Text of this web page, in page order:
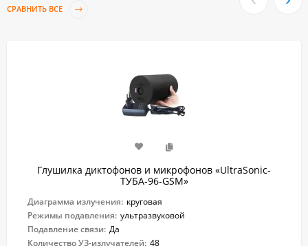
СРАВНИТЬ ВСЕ
Глушилка диктофонов и микрофонов «UltraSonic-
ТУБА-96-GSM»
Диаграмма излучения: круговая
Режимы подавления: ультразвуковой
Подавление связи: Да
Количество УЗ-излучателей: 48